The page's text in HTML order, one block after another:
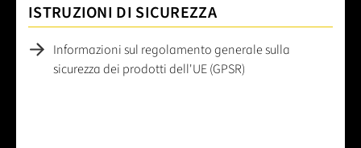
ISTRUZIONI DI SICUREZZA
Informazioni sul regolamento generale sulla
sicurezza dei prodotti dell'UE (GPSR)